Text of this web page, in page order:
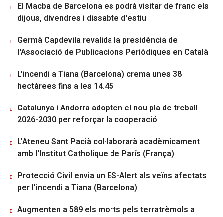
El Macba de Barcelona es podrà visitar de franc els
dijous, divendres i dissabte d'estiu
Germà Capdevila revalida la presidència de
l'Associació de Publicacions Periòdiques en Català
L'incendi a Tiana (Barcelona) crema unes 38
hectàrees fins a les 14.45
Catalunya i Andorra adopten el nou pla de treball
2026-2030 per reforçar la cooperació
L'Ateneu Sant Pacià col·laborarà acadèmicament
amb l'Institut Catholique de París (França)
Protecció Civil envia un ES-Alert als veïns afectats
per l'incendi a Tiana (Barcelona)
Augmenten a 589 els morts pels terratrèmols a